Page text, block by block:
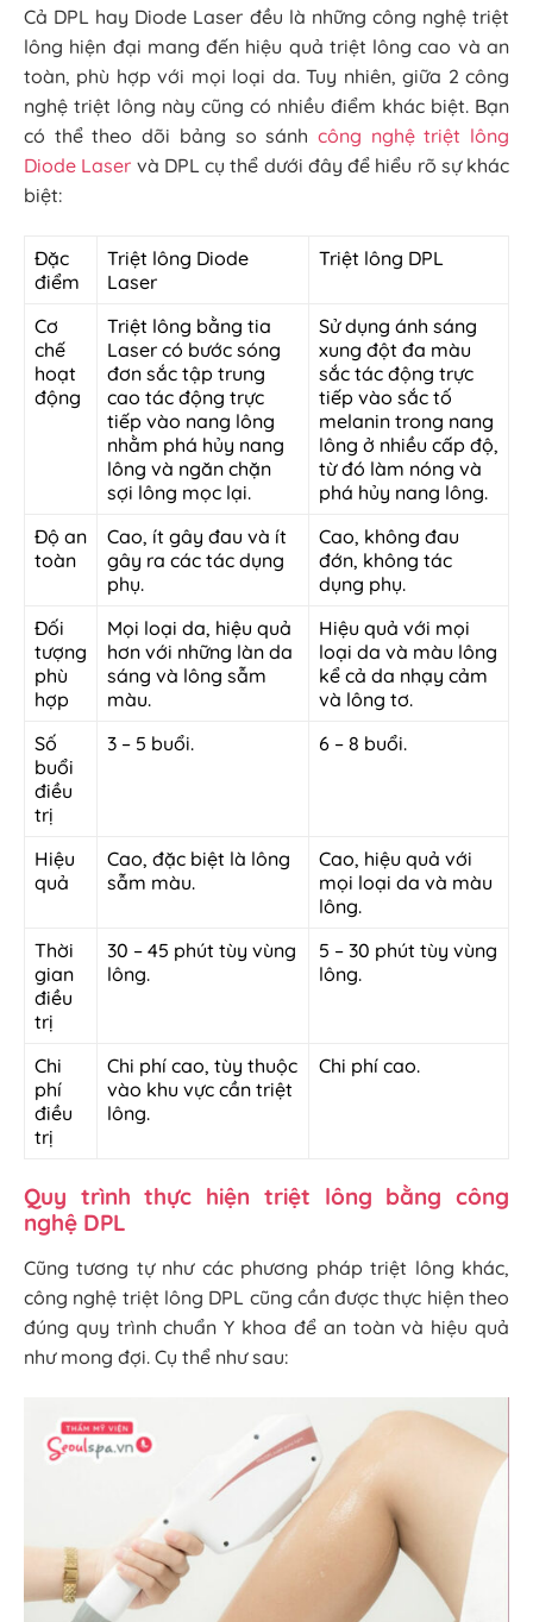
Cả DPL hay Diode Laser đều là những công nghệ triệt
lông hiện đại mang đến hiệu quả triệt lông cao và an
toàn, phù hợp với mọi loại da. Tuy nhiên, giữa 2 công
nghệ triệt lông này cũng có nhiều điểm khác biệt. Bạn
có thể theo dõi bảng so sánh công nghệ triệt lông
Diode Laser và DPL cụ thể dưới đây để hiểu rõ sự khác
biệt:
Đặc
điểm
Triệt lông Diode
Laser
Triệt lông DPL
Cơ
chế
hoạt
động
Triệt lông bằng tia
Laser có bước sóng
đơn sắc tập trung
cao tác động trực
tiếp vào nang lông
nhằm phá hủy nang
lông và ngăn chặn
sợi lông mọc lại.
Sử dụng ánh sáng
xung đột đa màu
sắc tác động trực
tiếp vào sắc tố
melanin trong nang
lông ở nhiều cấp độ,
từ đó làm nóng và
phá hủy nang lông.
Độ an
toàn
Cao, ít gây đau và ít
gây ra các tác dụng
phụ.
Cao, không đau
đớn, không tác
dụng phụ.
Đối
tượng
phù
hợp
Mọi loại da, hiệu quả
hơn với những làn da
sáng và lông sẫm
màu.
Hiệu quả với mọi
loại da và màu lông
kể cả da nhạy cảm
và lông tơ.
Số
buổi
điều
trị
3 – 5 buổi. 6 – 8 buổi.
Hiệu
quả
Cao, đặc biệt là lông
sẫm màu.
Cao, hiệu quả với
mọi loại da và màu
lông.
Thời
gian
điều
trị
30 – 45 phút tùy vùng
lông.
5 – 30 phút tùy vùng
lông.
Chi
phí
điều
trị
Chi phí cao, tùy thuộc
vào khu vực cần triệt
lông.
Chi phí cao.
Quy trình thực hiện triệt lông bằng công
nghệ DPL
Cũng tương tự như các phương pháp triệt lông khác,
công nghệ triệt lông DPL cũng cần được thực hiện theo
đúng quy trình chuẩn Y khoa để an toàn và hiệu quả
như mong đợi. Cụ thể như sau: